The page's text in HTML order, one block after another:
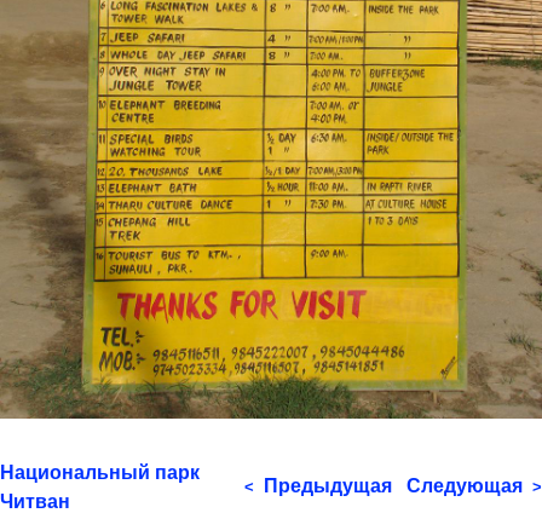
Национальный парк
Читван
< Предыдущая Следующая >